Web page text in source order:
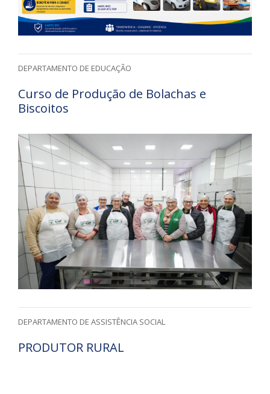
DEPARTAMENTO DE EDUCAÇÃO
Curso de Produção de Bolachas e
Biscoitos
DEPARTAMENTO DE ASSISTÊNCIA SOCIAL
PRODUTOR RURAL